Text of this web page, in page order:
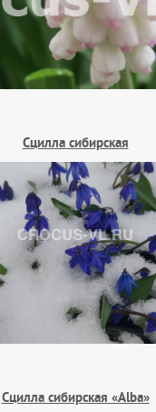
Сцилла сибирская
Сцилла сибирская «Alba»